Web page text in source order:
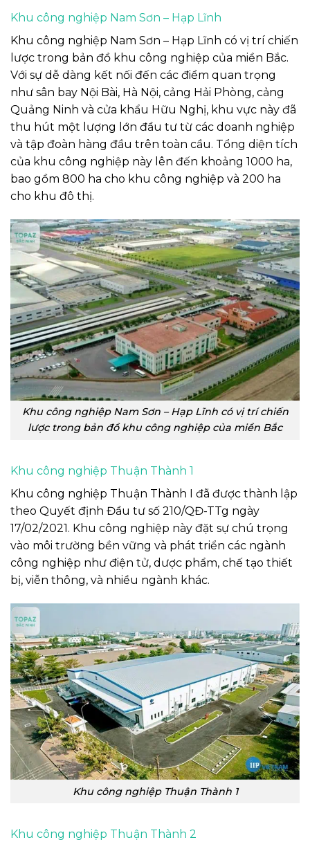
Khu công nghiệp Nam Sơn – Hạp Lĩnh
Khu công nghiệp Nam Sơn – Hạp Lĩnh có vị trí chiến
lược trong bản đồ khu công nghiệp của miền Bắc.
Với sự dễ dàng kết nối đến các điểm quan trọng
như sân bay Nội Bài, Hà Nội, cảng Hải Phòng, cảng
Quảng Ninh và cửa khẩu Hữu Nghị, khu vực này đã
thu hút một lượng lớn đầu tư từ các doanh nghiệp
và tập đoàn hàng đầu trên toàn cầu. Tổng diện tích
của khu công nghiệp này lên đến khoảng 1000 ha,
bao gồm 800 ha cho khu công nghiệp và 200 ha
cho khu đô thị.
Khu công nghiệp Nam Sơn – Hạp Lĩnh có vị trí chiến
lược trong bản đồ khu công nghiệp của miền Bắc
Khu công nghiệp Thuận Thành 1
Khu công nghiệp Thuận Thành I đã được thành lập
theo Quyết định Đầu tư số 210/QĐ-TTg ngày
17/02/2021. Khu công nghiệp này đặt sự chú trọng
vào môi trường bền vững và phát triển các ngành
công nghiệp như điện tử, dược phẩm, chế tạo thiết
bị, viễn thông, và nhiều ngành khác.
Khu công nghiệp Thuận Thành 1
Khu công nghiệp Thuận Thành 2